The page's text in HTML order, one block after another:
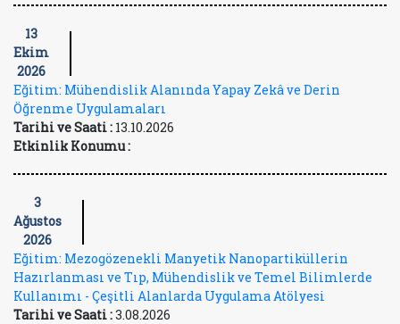
13
Ekim
2026
Eğitim: Mühendislik Alanında Yapay Zekâ ve Derin
Öğrenme Uygulamaları
Tarihi ve Saati : 13.10.2026
Etkinlik Konumu :
3
Ağustos
2026
Eğitim: Mezogözenekli Manyetik Nanopartiküllerin
Hazırlanması ve Tıp, Mühendislik ve Temel Bilimlerde
Kullanımı - Çeşitli Alanlarda Uygulama Atölyesi
Tarihi ve Saati :3.08.2026